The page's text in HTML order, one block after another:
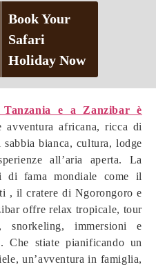
e a Zanzibar è
avventura africana, ricca di
bianca, cultura, lodge
all’aria aperta. La
di fama mondiale come il
, il cratere di Ngorongoro e
offre relax tropicale, tour
snorkeling, immersioni e
Che stiate pianificando un
un’avventura in famiglia,
Book Your
Safari
Holiday Now